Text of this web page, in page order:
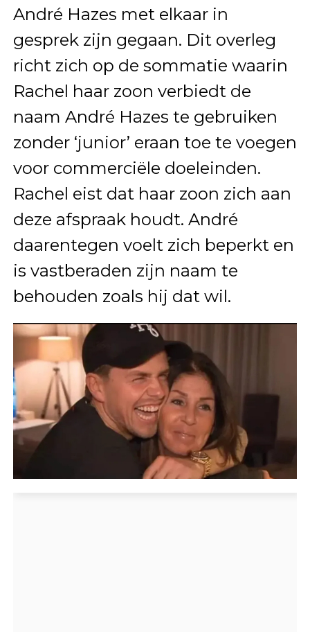
André Hazes met elkaar in
gesprek zijn gegaan. Dit overleg
richt zich op de sommatie waarin
Rachel haar zoon verbiedt de
naam André Hazes te gebruiken
zonder ‘junior’ eraan toe te voegen
voor commerciële doeleinden.
Rachel eist dat haar zoon zich aan
deze afspraak houdt. André
daarentegen voelt zich beperkt en
is vastberaden zijn naam te
behouden zoals hij dat wil.